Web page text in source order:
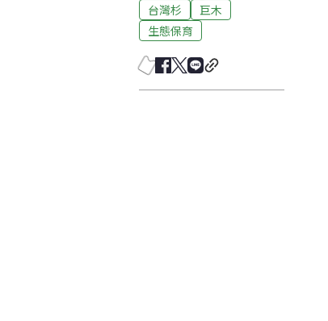
台灣杉
巨木
生態保育